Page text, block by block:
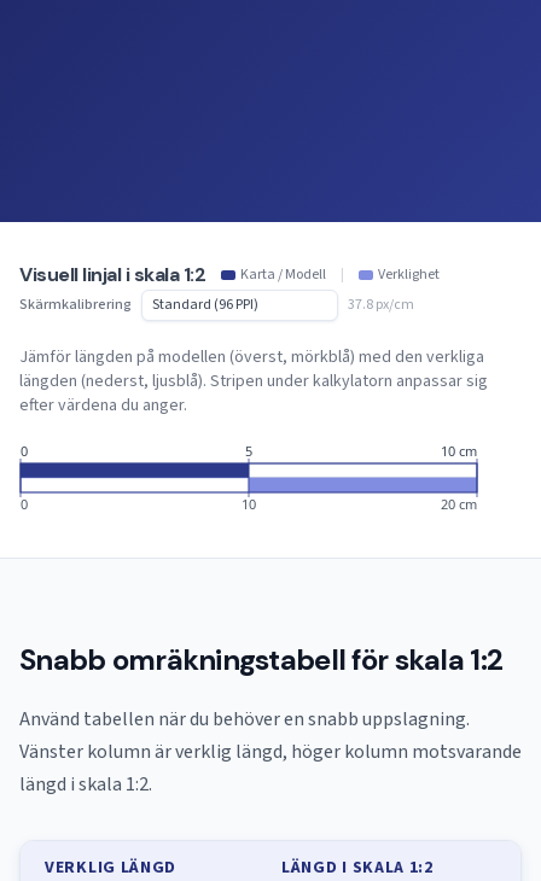
Visuell linjal i skala 1:2 Karta / Modell |
Verklighet
Skärmkalibrering
37.8 px/cm
Jämför längden på modellen (överst, mörkblå) med den verkliga
längden (nederst, ljusblå). Stripen under kalkylatorn anpassar sig
efter värdena du anger.
0
0
5
10
10 cm
20 cm
Snabb omräkningstabell för skala 1:2
Använd tabellen när du behöver en snabb uppslagning.
Vänster kolumn är verklig längd, höger kolumn motsvarande
längd i skala 1:2.
VERKLIG LÄNGD LÄNGD I SKALA 1:2